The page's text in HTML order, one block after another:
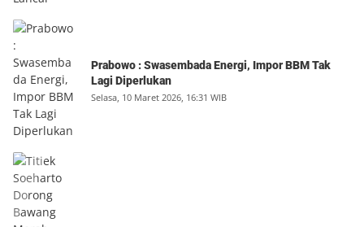
Prabowo : Swasembada Energi, Impor BBM Tak
Lagi Diperlukan
Selasa, 10 Maret 2026, 16:31 WIB